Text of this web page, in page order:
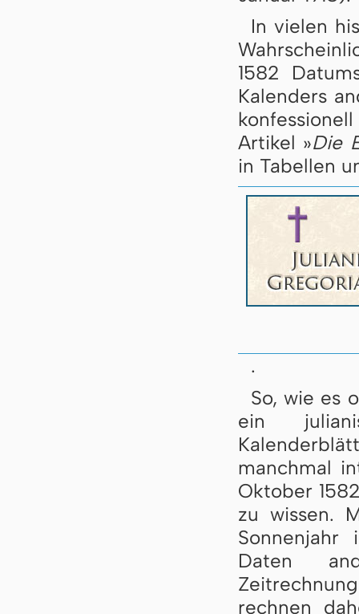
In vielen
1582
Kalenders
Artikel »Die
in Tabellen
.
So, wie es
ein
manchmal
Oktober
zu wissen.
Sonnenjahr
Daten
rechnen